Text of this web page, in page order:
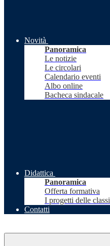
Novità
Panoramica
Le notizie
Le circolari
Calendario eventi
Albo online
Bacheca sindacale
Didattica
Panoramica
Offerta formativa
I progetti delle classi
Contatti